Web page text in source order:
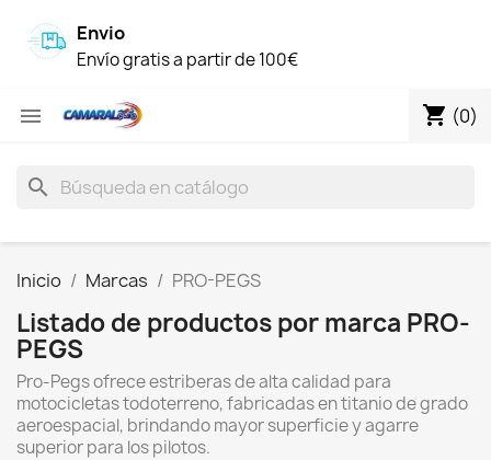
Envio
Envío gratis a partir de 100€
 shopping_cart (0)
search
Inicio Marcas PRO-PEGS
Listado de productos por marca PRO-
PEGS
Pro-Pegs ofrece estriberas de alta calidad para
motocicletas todoterreno, fabricadas en titanio de grado
aeroespacial, brindando mayor superficie y agarre
superior para los pilotos.